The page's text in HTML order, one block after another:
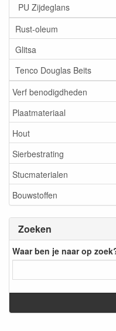
PU Zijdeglans
Rust-oleum
Glitsa
Tenco Douglas Beits
Verf benodigdheden
Plaatmateriaal
Hout
Sierbestrating
Stucmaterialen
Bouwstoffen
Zoeken
Waar ben je naar op